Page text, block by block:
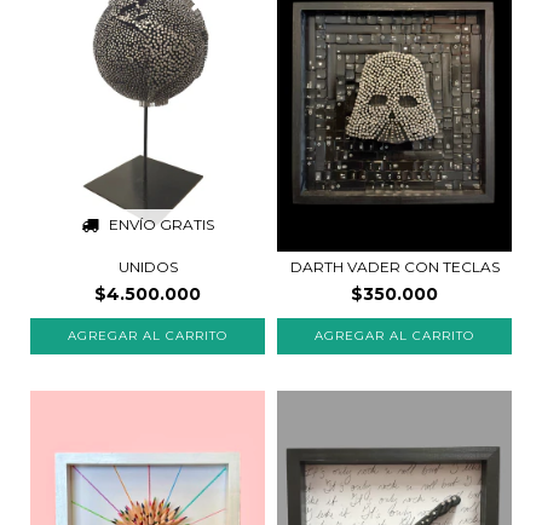
ENVÍO GRATIS
UNIDOS
$4.500.000
DARTH VADER CON TECLAS
$350.000